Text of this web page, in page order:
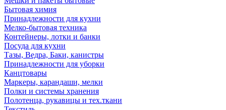
Бытовая химия
Принадлежности для кухни
Мелко-бытовая техника
Контейнеры, лотки и банки
Посуда для кухни
Тазы, Ведра, Баки, канистры
Принадлежности для уборки
Канцтовары
Маркеры, карандаши, мелки
Полки и системы хранения
Полотенца, рукавицы и тех.ткани